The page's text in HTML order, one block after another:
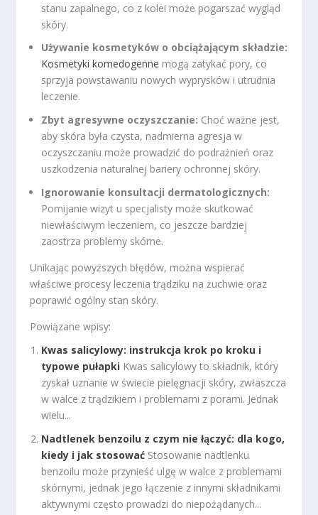
stanu zapalnego, co z kolei może pogarszać wygląd
skóry.
Używanie kosmetyków o obciążającym składzie:
Kosmetyki komedogenne mogą zatykać pory, co
sprzyja powstawaniu nowych wyprysków i utrudnia
leczenie.
Zbyt agresywne oczyszczanie: Choć ważne jest,
aby skóra była czysta, nadmierna agresja w
oczyszczaniu może prowadzić do podrażnień oraz
uszkodzenia naturalnej bariery ochronnej skóry.
Ignorowanie konsultacji dermatologicznych:
Pomijanie wizyt u specjalisty może skutkować
niewłaściwym leczeniem, co jeszcze bardziej
zaostrza problemy skórne.
Unikając powyższych błędów, można wspierać
właściwe procesy leczenia trądziku na żuchwie oraz
poprawić ogólny stan skóry.
Powiązane wpisy:
Kwas salicylowy: instrukcja krok po kroku i
typowe pułapki Kwas salicylowy to składnik, który
zyskał uznanie w świecie pielęgnacji skóry, zwłaszcza
w walce z trądzikiem i problemami z porami. Jednak
wielu...
Nadtlenek benzoilu z czym nie łączyć: dla kogo,
kiedy i jak stosować Stosowanie nadtlenku
benzoilu może przynieść ulgę w walce z problemami
skórnymi, jednak jego łączenie z innymi składnikami
aktywnymi często prowadzi do niepożądanych...